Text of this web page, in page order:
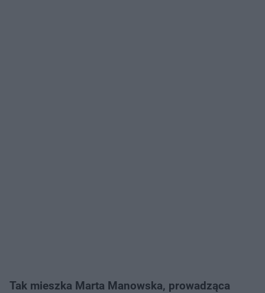
Tak mieszka Marta Manowska, prowadząca